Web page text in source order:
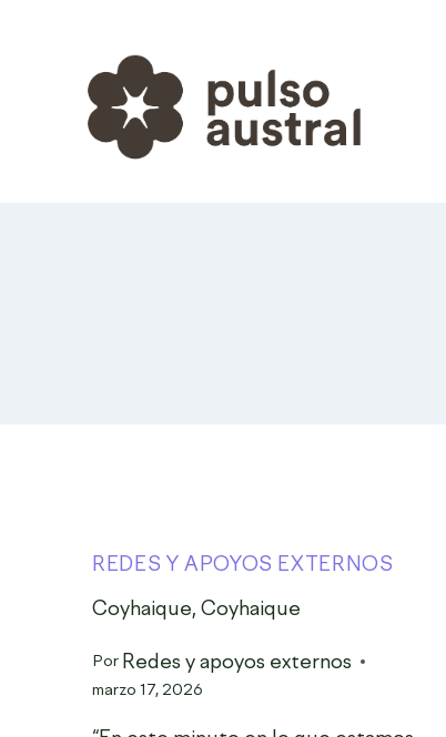
REDES Y APOYOS EXTERNOS
Coyhaique, Coyhaique
Por Redes y apoyos externos
marzo 17, 2026